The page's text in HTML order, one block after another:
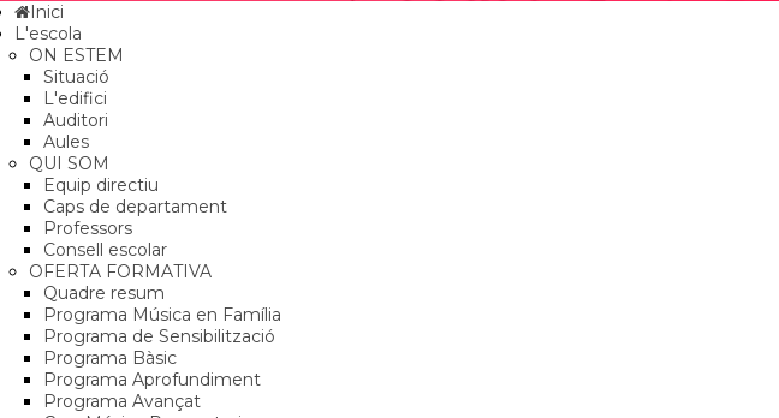
Inici
L'escola
ON ESTEM
Situació
L'edifici
Auditori
Aules
QUI SOM
Equip directiu
Caps de departament
Professors
Consell escolar
OFERTA FORMATIVA
Quadre resum
Programa Música en Família
Programa de Sensibilització
Programa Bàsic
Programa Aprofundiment
Programa Avançat